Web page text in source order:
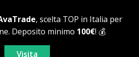
, scelta TOP in Italia per
Deposito minimo 100€! 💰
Visita
- Edito da ViboBet - Sede legale: Via
D'Ippona (VV) - P.IVA 03393810795 -
All Rights Reserved.